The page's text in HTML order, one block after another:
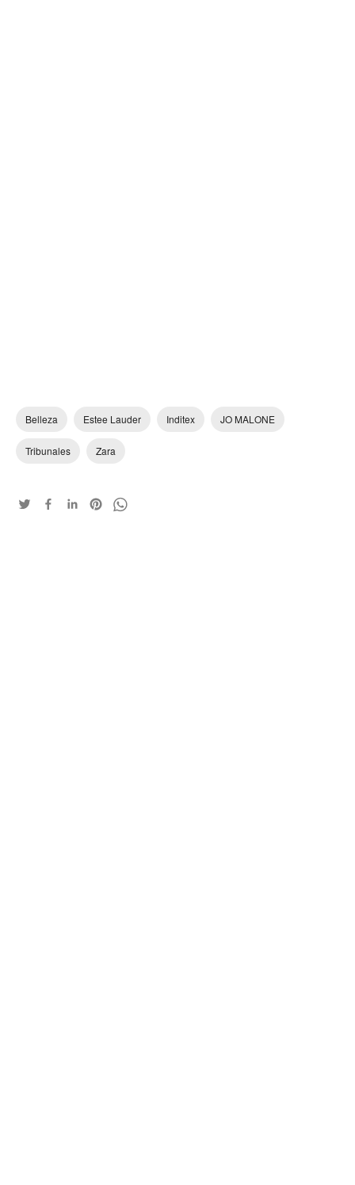
Belleza Estee Lauder Inditex JO MALONE
Tribunales Zara